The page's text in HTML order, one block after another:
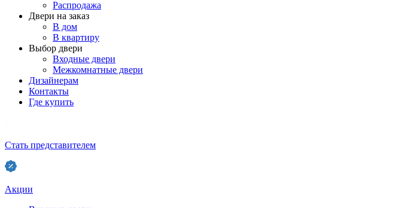
Распродажа
Двери на заказ
В дом
В квартиру
Выбор двери
Входные двери
Межкомнатные двери
Дизайнерам
Контакты
Где купить
Стать представителем
Акции